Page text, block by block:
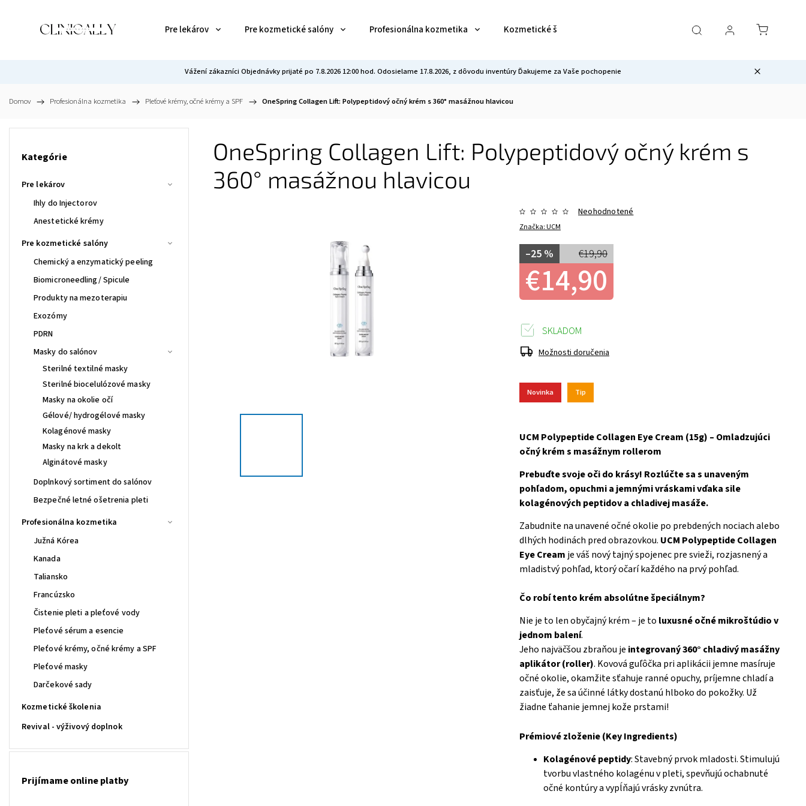
Pre lekárov Pre kozmetické salóny Profesionálna kozmetika Kozmetické školenia Revival - výživový doplnok Novinky 2026
Vážení zákazníci Objednávky prijaté po 7.8.2026 12:00 hod. Odosielame 17.8.2026, z dôvodu inventúry Ďakujeme za Vaše pochopenie
Domov / Profesionálna kozmetika / Pleťové krémy, očné krémy a SPF / OneSpring Collagen Lift: Polypeptidový očný krém s 360° masážnou hlavicou
Kategórie
Pre lekárov
Ihly do Injectorov
Anestetické krémy
Pre kozmetické salóny
Chemický a enzymatický peeling
Biomicroneedling/ Spicule
Produkty na mezoterapiu
Exozómy
PDRN
Masky do salónov
Sterilné textilné masky
Sterilné biocelulózové masky
Masky na okolie očí
Gélové/ hydrogélové masky
Kolagénové masky
Masky na krk a dekolt
Alginátové masky
Doplnkový sortiment do salónov
Bezpečné letné ošetrenia pleti
Profesionálna kozmetika
Južná Kórea
Kanada
Taliansko
Francúzsko
Čistenie pleti a pleťové vody
Pleťové sérum a esencie
Pleťové krémy, očné krémy a SPF
Pleťové masky
Darčekové sady
Kozmetické školenia
Revival - výživový doplnok
Prijímame online platby
OneSpring Collagen Lift: Polypeptidový očný krém s
360° masážnou hlavicou
Značka:UCM
Neohodnotené
€19,90
–25 %
€14,90
Novinka Tip
UCM Polypeptide Collagen Eye Cream (15g) – Omladzujúci
očný krém s masážnym rollerom
Prebuďte svoje oči do krásy! Rozlúčte sa s unaveným
pohľadom, opuchmi a jemnými vráskami vďaka sile
kolagénových peptidov a chladivej masáže.
Zabudnite na unavené očné okolie po prebdených nociach alebo
dlhých hodinách pred obrazovkou. UCM Polypeptide Collagen
Eye Cream je váš nový tajný spojenec pre svieži, rozjasnený a
mladistvý pohľad, ktorý očarí každého na prvý pohľad.
Čo robí tento krém absolútne špeciálnym?
Nie je to len obyčajný krém – je to luxusné očné mikroštúdio v
jednom balení.
Jeho najväčšou zbraňou je integrovaný 360° chladivý masážny
aplikátor (roller). Kovová guľôčka pri aplikácii jemne masíruje
očné okolie, okamžite sťahuje ranné opuchy, príjemne chladí a
zaisťuje, že sa účinné látky dostanú hlboko do pokožky. Už
žiadne ťahanie jemnej kože prstami!
Prémiové zloženie (Key Ingredients)
Kolagénové peptidy: Stavebný prvok mladosti. Stimulujú
tvorbu vlastného kolagénu v pleti, spevňujú ochabnuté
očné kontúry a vypĺňajú vrásky zvnútra.
SKLADOM
Možnosti doručenia